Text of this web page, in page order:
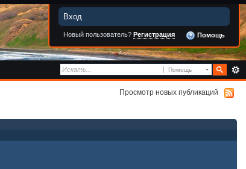
Вход
Новый пользователь? Регистрация Помощь
Помощь
Просмотр новых публикаций